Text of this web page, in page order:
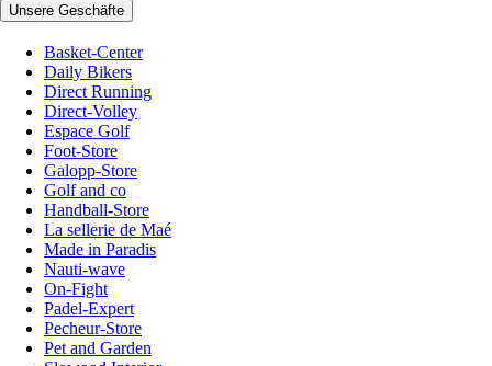
Unsere Geschäfte
Basket-Center
Daily Bikers
Direct Running
Direct-Volley
Espace Golf
Foot-Store
Galopp-Store
Golf and co
Handball-Store
La sellerie de Maé
Made in Paradis
Nauti-wave
On-Fight
Padel-Expert
Pecheur-Store
Pet and Garden